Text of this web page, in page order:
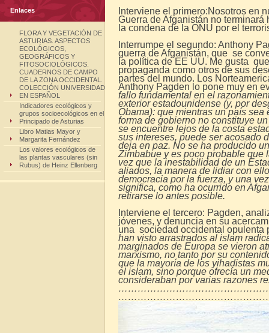
Enlaces
FLORA Y VEGETACIÓN DE
ASTURIAS. ASPECTOS
ECOLÓGICOS,
GEOGRÁFICOS Y
FITOSOCIOLÓGICOS.
CUADERNOS DE CAMPO
DE LA ZONA OCCIDENTAL.
COLECCIÓN UNIVERSIDAD
EN ESPAÑOL
Indicadores ecológicos y
grupos socioecológicos en el
Principado de Asturias
Libro Matias Mayor y
Margarita Fernández
Los valores ecológicos de
las plantas vasculares (sin
Rubus) de Heinz Ellenberg
Interviene el primero:Nosotros en
Guerra de Afganistán no
la condena de la ONU por el
Interrumpe el segundo: Anthony
guerra de Afganistán, que se
la política de EE UU. Me gusta
propaganda como otros de sus
partes del mundo. Los
Anthony Pagden lo pone muy en
fallo fundamental en el
exterior estadounidense (y, por
Obama): que mientras un país
forma de gobierno no constituye
se encuentre lejos de la costa
sus intereses, puede ser acosado
deja en paz. No se ha producido
Zimbabue y es poco probable que
vez que la inestabilidad de un
aliados, la manera de lidiar con
democracia por la fuerza, y una
significa, como ha ocurrido en
retirarse lo antes posible.
Interviene el tercero: Pagden,
jóvenes, y denuncia en su
una sociedad occidental opulenta
han visto arrastrados al islam
marginados de Europa se vieron
marxismo, no tanto por su
que la mayoría de los yihadistas
el islam, sino porque ofrecía un
consideraban por varias razones